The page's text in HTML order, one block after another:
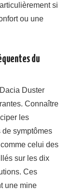
si
ou une
du
Duster
Connaître
les
de symptômes
celui des
sur les dix
Ces
une mine